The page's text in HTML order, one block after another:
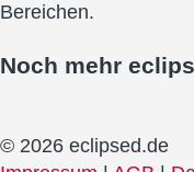
Bereichen.
Noch mehr
© 2026 eclipsed.de